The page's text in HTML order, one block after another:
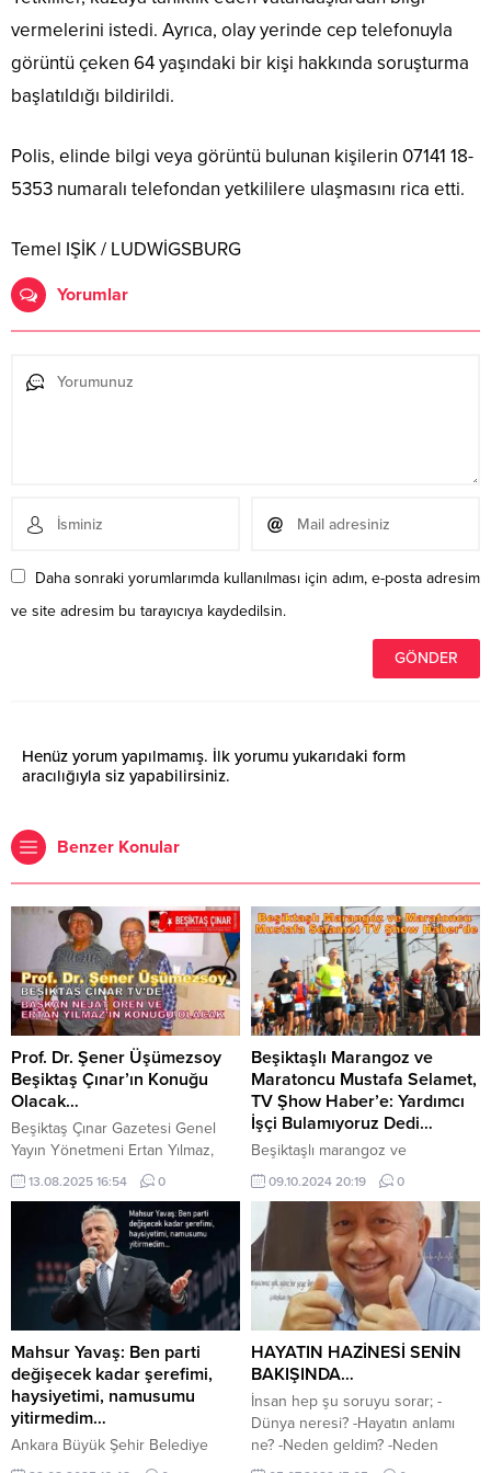
vermelerini istedi. Ayrıca, olay yerinde cep telefonuyla
görüntü çeken 64 yaşındaki bir kişi hakkında soruşturma
başlatıldığı bildirildi.
Polis, elinde bilgi veya görüntü bulunan kişilerin 07141 18-
5353 numaralı telefondan yetkililere ulaşmasını rica etti.
Temel IŞİK / LUDWİGSBURG
Yorumlar
Daha sonraki yorumlarımda kullanılması için adım, e-posta adresim
ve site adresim bu tarayıcıya kaydedilsin.
Henüz yorum yapılmamış. İlk yorumu yukarıdaki form
aracılığıyla siz yapabilirsiniz.
Benzer Konular
Prof. Dr. Şener Üşümezsoy
Beşiktaş Çınar’ın Konuğu
Olacak…
Beşiktaş Çınar Gazetesi Genel
Yayın Yönetmeni Ertan Yılmaz,
Beşiktaş Çınar TV’de Prof. Dr.
Şener Üşümezsoy’u ağırlayacak.
İstanbul ve Marmara Depremi ile
ilgili önemli açıklamalarda
bulunacak olan Üşümezsoy,
izleyicilerle deprem konusunu
detaylı bir şekilde ele alacak.
Ayrıca, Beşiktaş Semti Ailesi
Grubu Başkanı Nejat Ören ve
Yöneticilerde Sanatçı ve sunucu
Hürriyet Akbaba,...
13.08.2025 16:54 0
Beşiktaşlı Marangoz ve
Maratoncu Mustafa Selamet,
TV Şhow Haber’e: Yardımcı
İşçi Bulamıyoruz Dedi…
Beşiktaşlı marangoz ve
maratoncu Mustafa Selamet,
Beşiktaş’ta gerçekleştirilmesi
planlanan bir TV şovunun çekim
hazırlıkları sırasında yardımcı işçi
bulmakta zorlandığını açıkladı.
Selamet, böyle giderse çalışacak
usta bulamayacaklarını ve bu da
tüm işlerin yavaşlatabileceğini
belirtti. Beşiktaş Çınar Gazetesi
olarak, Genel Yayın Yönetmeni
Ertan Yılmaz da bu süreçte çekim
ekibine çeşitli konularda
yardımcı...
09.10.2024 20:19 0
Mahsur Yavaş: Ben parti
değişecek kadar şerefimi,
haysiyetimi, namusumu
yitirmedim…
Ankara Büyük Şehir Belediye
Başkanı Mahsur Yavaş: “Herkes
HAYATIN HAZİNESİ SENİN
BAKIŞINDA…
İnsan hep şu soruyu sorar; -
Dünya neresi? -Hayatın anlamı
ne? -Neden geldim? -Neden
yaşıyorum? -Niçin öleceğim? …